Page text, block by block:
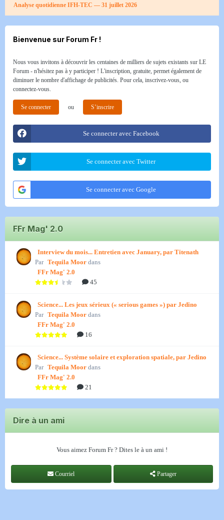
Analyse quotidienne IFH-TEC — 31 juillet 2026
Bienvenue sur Forum Fr !
Nous vous invitons à découvrir les centaines de milliers de sujets existants sur LE
Forum - n'hésitez pas à y participer ! L'inscription, gratuite, permet également de
diminuer le nombre d'affichage de publicités. Pour cela, inscrivez-vous, ou
connectez-vous.
Se connecter ou S’inscrire
Se connecter avec Facebook
Se connecter avec Twitter
Se connecter avec Google
FFr Mag' 2.0
Interview du mois... Entretien avec January, par Titenath
Par Tequila Moor dans
FFr Mag' 2.0
45
Science... Les jeux sérieux (« serious games ») par Jedino
Par Tequila Moor dans
FFr Mag' 2.0
16
Science... Système solaire et exploration spatiale, par Jedino
Par Tequila Moor dans
FFr Mag' 2.0
21
Dire à un ami
Vous aimez Forum Fr ? Dites le à un ami !
Courriel Partager